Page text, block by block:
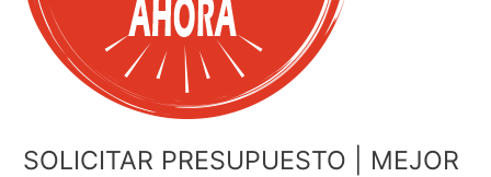
SOLICITAR PRESUPUESTO | MEJOR